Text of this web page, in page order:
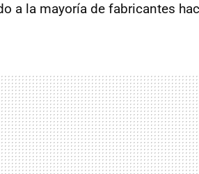
a la mayoría de fabricantes